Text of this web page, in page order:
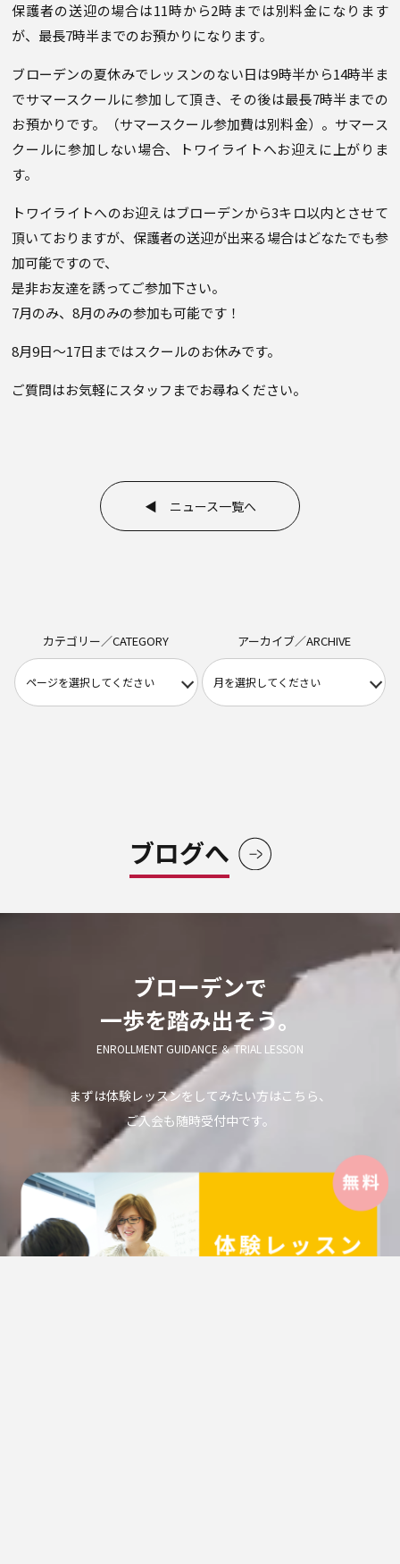
保護者の送迎の場合は11時から2時までは別料金になります
が、最長7時半までのお預かりになります。
ブローデンの夏休みでレッスンのない日は9時半から14時半ま
でサマースクールに参加して頂き、その後は最長7時半までの
お預かりです。（サマースクール参加費は別料金）。サマース
クールに参加しない場合、トワイライトへお迎えに上がりま
す。
トワイライトへのお迎えはブローデンから3キロ以内とさせて
頂いておりますが、保護者の送迎が出来る場合はどなたでも参
加可能ですので、
是非お友達を誘ってご参加下さい。
7月のみ、8月のみの参加も可能です！
8月9日～17日まではスクールのお休みです。
ご質問はお気軽にスタッフまでお尋ねください。
◀ ニュース一覧へ
カテゴリー／CATEGORY アーカイブ／ARCHIVE
ブログへ
ブローデンで
一歩を踏み出そう。
ENROLLMENT GUIDANCE ＆ TRIAL LESSON
まずは体験レッスンをしてみたい方はこちら、
ご入会も随時受付中です。